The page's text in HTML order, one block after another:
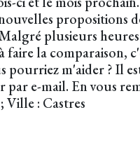
propositions
plusieurs
faire la comparaison,
pourriez m'aider ? Il
e-mail. En vous
: Castres